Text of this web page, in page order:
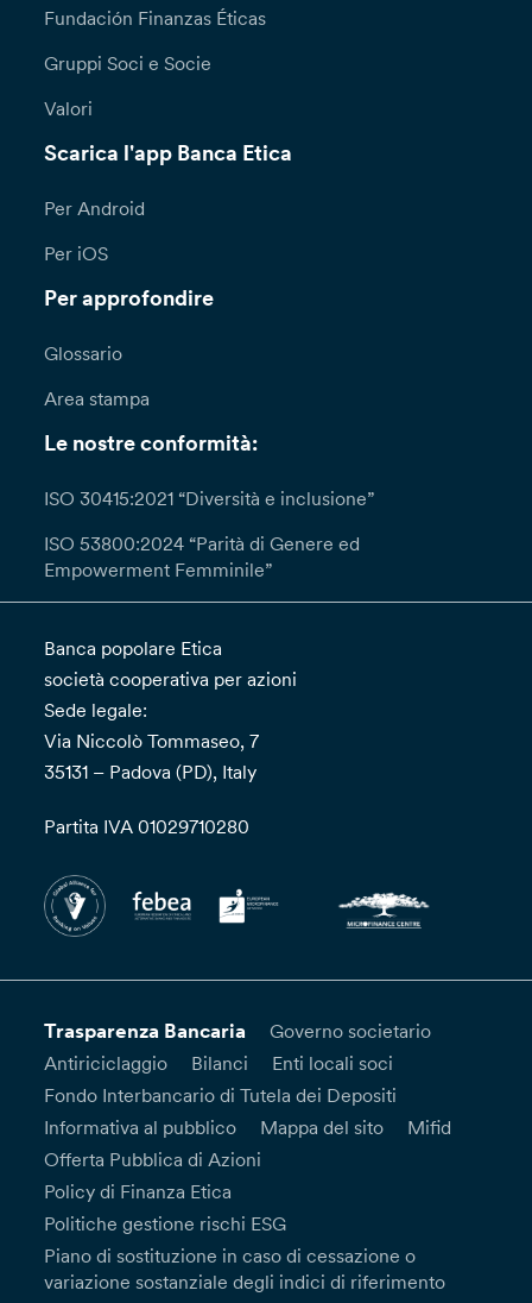
Fundación Finanzas Éticas
Gruppi Soci e Socie
Valori
Scarica l'app Banca Etica
Per Android
Per iOS
Per approfondire
Glossario
Area stampa
Le nostre conformità:
ISO 30415:2021 “Diversità e inclusione”
ISO 53800:2024 “Parità di Genere ed
Empowerment Femminile”
Banca popolare Etica
società cooperativa per azioni
Sede legale:
Via Niccolò Tommaseo, 7
35131 – Padova (PD), Italy
Partita IVA 01029710280
Trasparenza Bancaria
Governo societario
Antiriciclaggio
Bilanci
Enti locali soci
Fondo Interbancario di Tutela dei Depositi
Informativa al pubblico
Mappa del sito
Mifid
Offerta Pubblica di Azioni
Policy di Finanza Etica
Politiche gestione rischi ESG
Piano di sostituzione in caso di cessazione o
variazione sostanziale degli indici di riferimento